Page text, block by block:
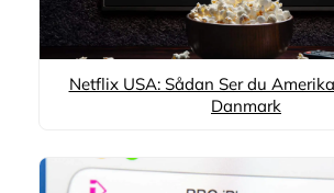
Netflix USA: Sådan Ser du
Danmark